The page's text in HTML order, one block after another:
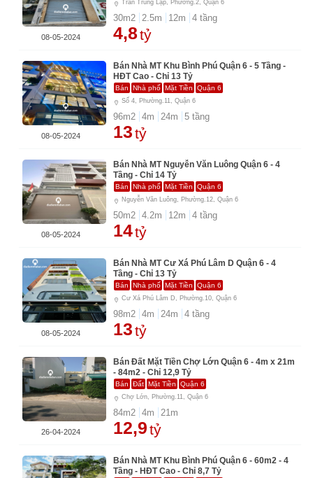
Trần Trung Lập, Phường.2, Quận 6
30m2 2.5m 12m 4 tầng
4,8tỷ
08-05-2024
Bán Nhà MT Khu Bình Phú Quận 6 - 5 Tầng -
HĐT Cao - Chỉ 13 Tỷ
Bán Nhà phố Mặt Tiền Quận 6
Số 4, Phường.11, Quận 6
96m2 4m 24m 5 tầng
13tỷ
08-05-2024
Bán Nhà MT Nguyễn Văn Luông Quận 6 - 4
Tầng - Chỉ 14 Tỷ
Bán Nhà phố Mặt Tiền Quận 6
Nguyễn Văn Luông, Phường.12, Quận 6
50m2 4.2m 12m 4 tầng
14tỷ
08-05-2024
Bán Nhà MT Cư Xá Phú Lâm D Quận 6 - 4
Tầng - Chỉ 13 Tỷ
Bán Nhà phố Mặt Tiền Quận 6
Cư Xá Phú Lâm D, Phường.10, Quận 6
98m2 4m 24m 4 tầng
13tỷ
08-05-2024
Bán Đất Mặt Tiền Chợ Lớn Quận 6 - 4m x 21m
- 84m2 - Chỉ 12,9 Tỷ
Bán Đất Mặt Tiền Quận 6
Chợ Lớn, Phường.11, Quận 6
84m2 4m 21m
12,9tỷ
26-04-2024
Bán Nhà MT Khu Bình Phú Quận 6 - 60m2 - 4
Tầng - HĐT Cao - Chỉ 8,7 Tỷ